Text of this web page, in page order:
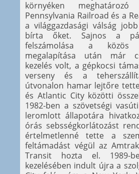
környéken
Pennsylvania Railroad és a
a világgazdasági válság
bírta őket. Sajnos a
felszámolása a közös
megalapítása után már
kezelés volt, a gépkocsi
verseny és a
útvonalon hamar lejtőre
és Atlantic City közötti
1982-ben a szövetségi
leromlott állapotára
órás sebsségkorlátozást
értelmetlenné tette a
feltámadást végül az
Transit hozta el. 1989-
kezelésében indult újra a